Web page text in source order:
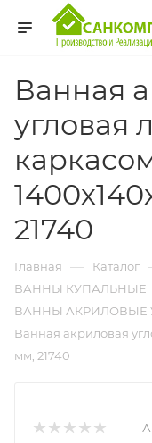
Ванная
угловая
21740
Главная — Каталог
ВАННЫ КУПАЛЬНЫЕ
ВАННЫ АКРИЛОВЫЕ
Ванная акриловая
мм, 21740